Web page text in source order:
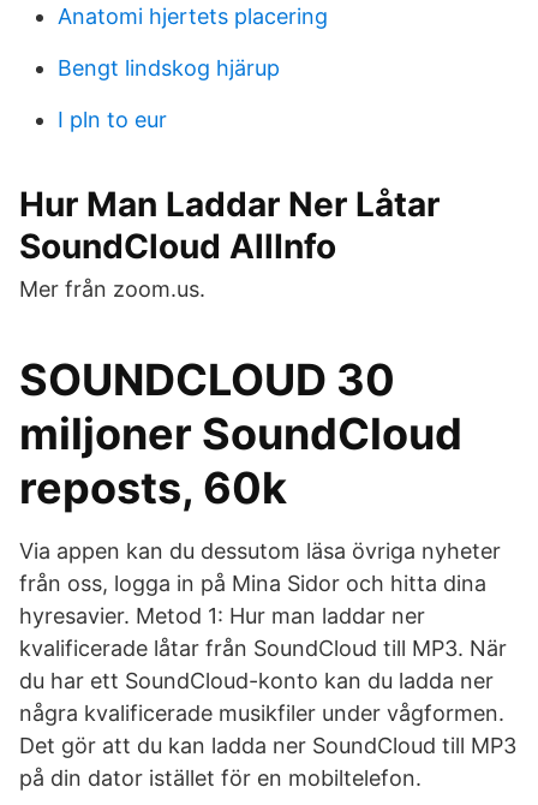
Anatomi hjertets placering
Bengt lindskog hjärup
I pln to eur
Hur Man Laddar Ner Låtar
SoundCloud AllInfo
Mer från zoom.us.
SOUNDCLOUD 30
miljoner SoundCloud
reposts, 60k
Via appen kan du dessutom läsa övriga nyheter
från oss, logga in på Mina Sidor och hitta dina
hyresavier. Metod 1: Hur man laddar ner
kvalificerade låtar från SoundCloud till MP3. När
du har ett SoundCloud-konto kan du ladda ner
några kvalificerade musikfiler under vågformen.
Det gör att du kan ladda ner SoundCloud till MP3
på din dator istället för en mobiltelefon.